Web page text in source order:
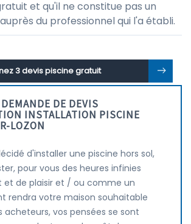
et qu'il ne constitue pas un
du professionnel qui l'a établi.
3 devis piscine gratuit
DE DEVIS
INSTALLATION PISCINE
LOZON
d'installer une piscine hors sol,
pour vous des heures infinies
et de plaisir et / ou comme un
rendra votre maison souhaitable
acheteurs, vos pensées se sont